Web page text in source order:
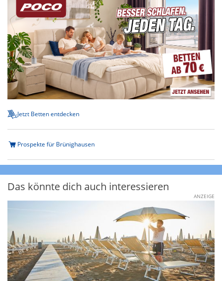
Jetzt Betten entdecken
Prospekte für Brünighausen
Das könnte dich auch interessieren
ANZEIGE